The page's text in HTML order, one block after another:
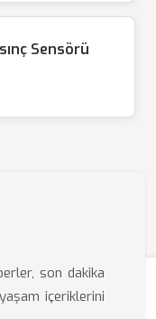
Sensörü
son dakika
içeriklerini